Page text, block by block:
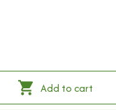
Add to cart